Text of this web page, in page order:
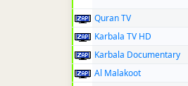
Quran TV
Karbala TV HD
Karbala Documentary
Al Malakoot